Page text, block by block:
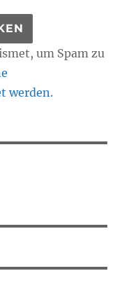
um Spam zu
werden.